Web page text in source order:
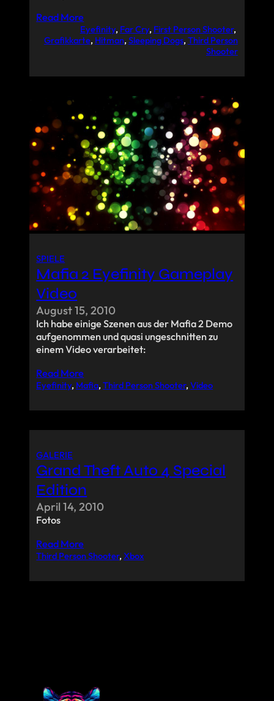
Read More
Eyefinity, Far Cry, First Person Shooter ,
Grafikkarte, Hitman, Sleeping Dogs, Third Person
Shooter
SPIELE
Mafia 2 Eyefinity Gameplay
Video
August 15, 2010
Ich habe einige Szenen aus der Mafia 2 Demo
aufgenommen und quasi ungeschnitten zu
einem Video verarbeitet:
Read More
Eyefinity, Mafia, Third Person Shooter, Video
GALERIE
Grand Theft Auto 4 Special
Edition
April 14, 2010
Fotos
Read More
Third Person Shooter, Xbox